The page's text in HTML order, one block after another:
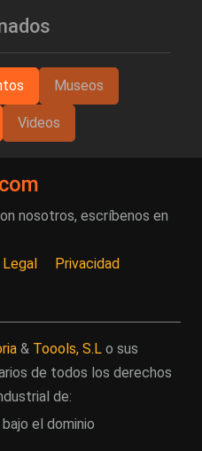
Museos
Videos
nosotros, escríbenos en
Privacidad
& Toools, S.L o sus
de todos los derechos
de:
el dominio